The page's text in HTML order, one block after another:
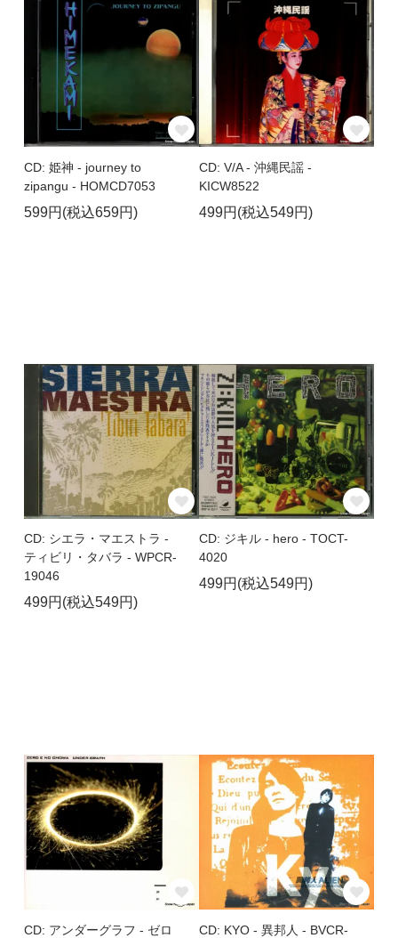
CD: 姫神 - journey to
zipangu - HOMCD7053
599円(税込659円)
CD: V/A - 沖縄民謡 -
KICW8522
499円(税込549円)
CD: シエラ・マエストラ -
ティビリ・タバラ - WPCR-
19046
499円(税込549円)
CD: ジキル - hero - TOCT-
4020
499円(税込549円)
CD: アンダーグラフ - ゼロ
CD: KYO - 異邦人 - BVCR-